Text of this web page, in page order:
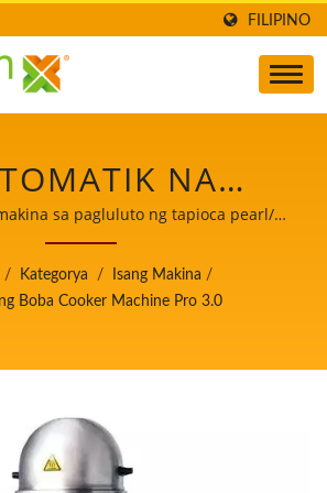
FILIPINO
NA
NG TAPIOCA
LUTUAN NG
MAKINA NG
NG BUBBLE
sa pagluluto ng tapioca pearl/
sa Paggawa ng Awtomatikong Tofu at
Nangungunang Prayoridad sa
Kaligtasan ng Pagkain.
/ Kategorya / Isang Makina /
Boba Cooker Machine Pro 3.0